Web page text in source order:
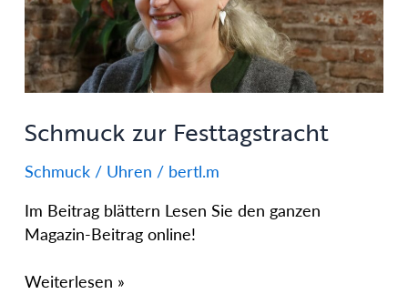
Schmuck zur Festtagstracht
Schmuck / Uhren / bertl.m
Im Beitrag blättern Lesen Sie den ganzen
Magazin-Beitrag online!
Weiterlesen »